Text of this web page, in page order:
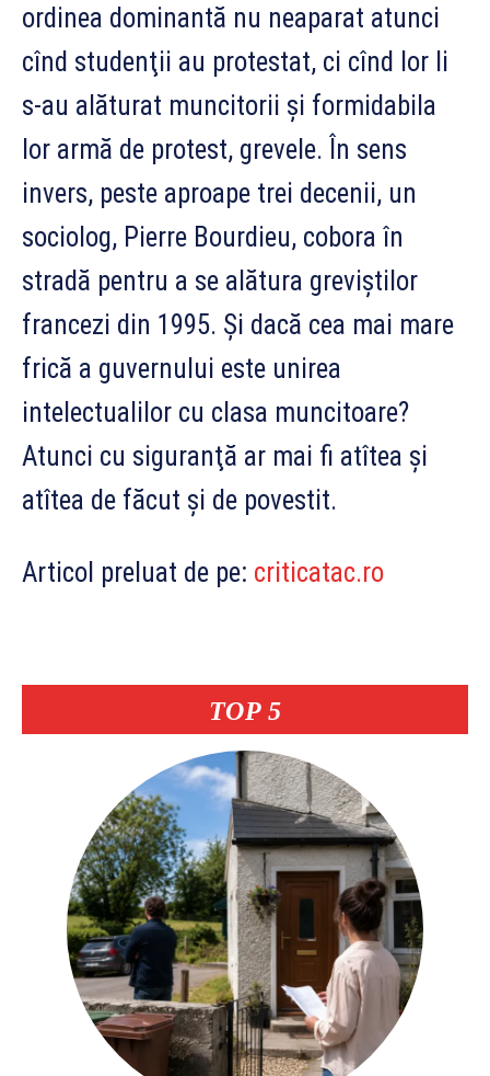
TOP 5
ordinea dominantă nu neaparat atunci
cînd studenţii au protestat, ci cînd lor li
s-au alăturat muncitorii şi formidabila
lor armă de protest, grevele. În sens
invers, peste aproape trei decenii, un
sociolog, Pierre Bourdieu, cobora în
stradă pentru a se alătura greviştilor
francezi din 1995. Şi dacă cea mai mare
frică a guvernului este unirea
intelectualilor cu clasa muncitoare?
Atunci cu siguranţă ar mai fi atîtea şi
atîtea de făcut şi de povestit.
Articol preluat de pe: criticatac.ro